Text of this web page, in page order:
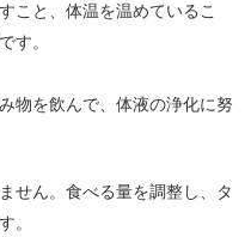
こと、体温を温めているこ
す。
物を飲んで、体液の浄化に努
せん。食べる量を調整し、タ
。